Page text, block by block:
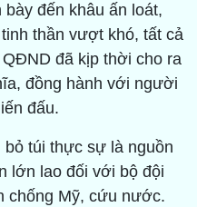
đến khâu ấn loát,
thần vượt khó, tất cả
đã kịp thời cho ra
đồng hành với người
đấu.
túi thực sự là nguồn
lớn lao đối với bộ đội
chống Mỹ, cứu nước.